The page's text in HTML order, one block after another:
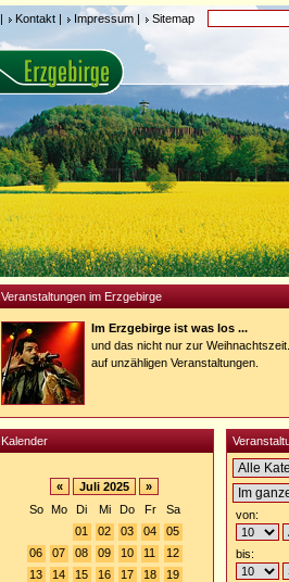
| Kontakt | Impressum | Sitemap
Veranstaltungen im Erzgebirge
Im Erzgebirge ist was los ...
und das nicht nur zur
auf unzähligen Veranstaltungen.
Kalender
« Juli 2025
»
So
Mo Di Mi Do Fr
Sa
01
02 03 04
05
06
07 08 09 10 11
12
13
14 15 16 17 18
19
von:
bis: